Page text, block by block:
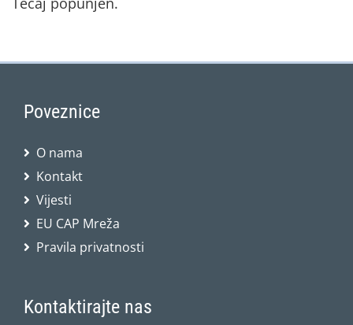
Poveznice
O nama
Kontakt
Vijesti
EU CAP Mreža
Pravila privatnosti
Kontaktirajte nas